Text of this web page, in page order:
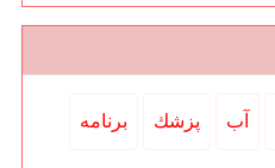
آب پزشك برنامه